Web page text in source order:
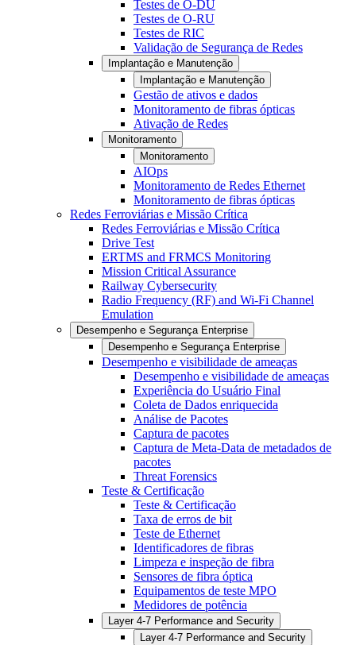
Testes de O-DU
Testes de O-RU
Testes de RIC
Validação de Segurança de Redes
Implantação e Manutenção
Implantação e Manutenção
Gestão de ativos e dados
Monitoramento de fibras ópticas
Ativação de Redes
Monitoramento
Monitoramento
AIOps
Monitoramento de Redes Ethernet
Monitoramento de fibras ópticas
Redes Ferroviárias e Missão Crítica
Redes Ferroviárias e Missão Crítica
Drive Test
ERTMS and FRMCS Monitoring
Mission Critical Assurance
Railway Cybersecurity
Radio Frequency (RF) and Wi-Fi Channel
Emulation
Desempenho e Segurança Enterprise
Desempenho e Segurança Enterprise
Desempenho e visibilidade de ameaças
Desempenho e visibilidade de ameaças
Experiência do Usuário Final
Coleta de Dados enriquecida
Análise de Pacotes
Captura de pacotes
Captura de Meta-Data de metadados de
pacotes
Threat Forensics
Teste & Certificação
Teste & Certificação
Taxa de erros de bit
Teste de Ethernet
Identificadores de fibras
Limpeza e inspeção de fibra
Sensores de fibra óptica
Equipamentos de teste MPO
Medidores de potência
Layer 4-7 Performance and Security
Layer 4-7 Performance and Security